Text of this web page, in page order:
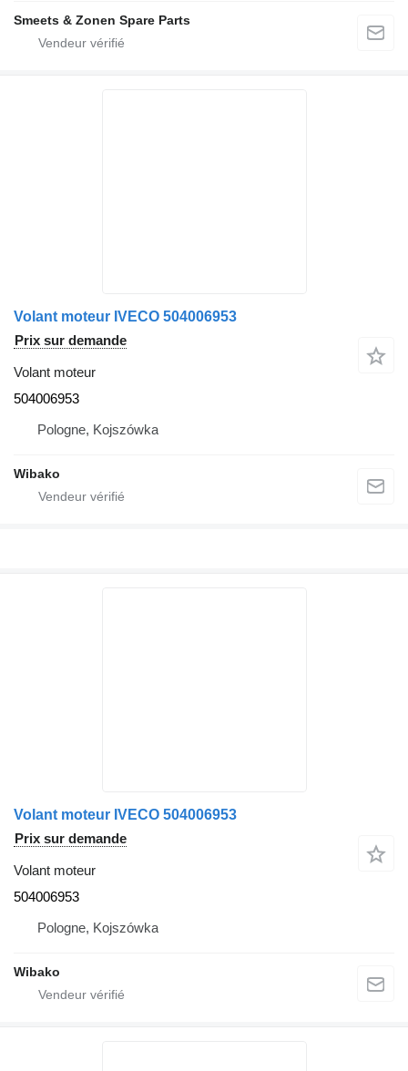
Smeets & Zonen Spare Parts
Volant moteur IVECO 504006953
Prix sur demande
Volant moteur
504006953
Pologne, Kojszówka
Wibako
Volant moteur IVECO 504006953
Prix sur demande
Volant moteur
504006953
Pologne, Kojszówka
Wibako